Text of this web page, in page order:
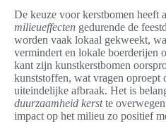
De keuze voor kerstbomen heeft
milieueffecten gedurende de
worden vaak lokaal gekweekt,
vermindert en lokale boerderijen
kant zijn kunstkerstbomen
kunststoffen, wat vragen oproept
uiteindelijke afbraak. Het is
duurzaamheid kerstte
impact op het milieu zo positief